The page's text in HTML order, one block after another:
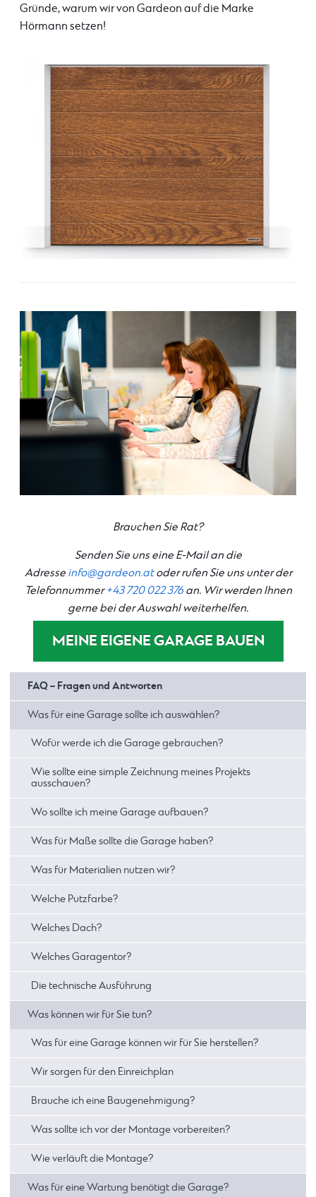
Gründe, warum wir von Gardeon auf die Marke
Hörmann setzen!
Brauchen Sie Rat?
Senden Sie uns eine E-Mail an die
Adresse info@gardeon.atoder rufen Sie uns unter der
Telefonnummer+43 720 022 376an. Wir werden Ihnen
gerne bei der Auswahl weiterhelfen.
MEINE EIGENE GARAGE BAUEN
FAQ – Fragen und Antworten
Was für eine Garage sollte ich auswählen?
Wofür werde ich die Garage gebrauchen?
Wie sollte eine simple Zeichnung meines Projekts
ausschauen?
Wo sollte ich meine Garage aufbauen?
Was für Maße sollte die Garage haben?
Was für Materialien nutzen wir?
Welche Putzfarbe?
Welches Dach?
Welches Garagentor?
Die technische Ausführung
Was können wir für Sie tun?
Was für eine Garage können wir für Sie herstellen?
Wir sorgen für den Einreichplan
Brauche ich eine Baugenehmigung?
Was sollte ich vor der Montage vorbereiten?
Wie verläuft die Montage?
Was für eine Wartung benötigt die Garage?